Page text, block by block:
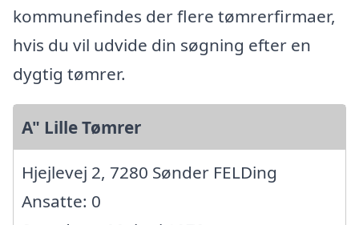
kommunefindes der flere tømrerfirmaer,
hvis du vil udvide din søgning efter en
dygtig tømrer.
A" Lille Tømrer
Hjejlevej 2, 7280 Sønder FELDing
Ansatte: 0